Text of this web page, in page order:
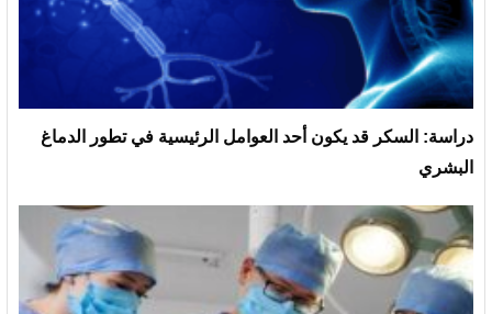
دراسة: السكر قد يكون أحد العوامل الرئيسية في تطور الدماغ
البشري